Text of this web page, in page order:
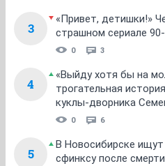
3
«Привет, детишки!»
страшном сериале
0 3
4
«Выйду хотя бы на
трогательная
куклы-дворника
0 6
5
В Новосибирске
сфинксу после